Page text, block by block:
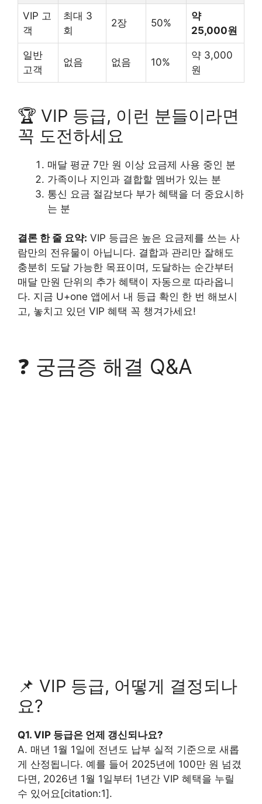
VIP 고
객
최대 3
회
2장 50%
약
25,000원
일반
고객
없음 없음 10%
약 3,000
원
🏆 VIP 등급, 이런 분들이라면
꼭 도전하세요
매달 평균 7만 원 이상 요금제 사용 중인 분
가족이나 지인과 결합할 멤버가 있는 분
통신 요금 절감보다 부가 혜택을 더 중요시하
는 분
결론 한 줄 요약: VIP 등급은 높은 요금제를 쓰는 사
람만의 전유물이 아닙니다. 결합과 관리만 잘해도
충분히 도달 가능한 목표이며, 도달하는 순간부터
매달 만원 단위의 추가 혜택이 자동으로 따라옵니
다. 지금 U+one 앱에서 내 등급 확인 한 번 해보시
고, 놓치고 있던 VIP 혜택 꼭 챙겨가세요!
❓ 궁금증 해결 Q&A
📌 VIP 등급, 어떻게 결정되나
요?
Q1. VIP 등급은 언제 갱신되나요?
A. 매년 1월 1일에 전년도 납부 실적 기준으로 새롭
게 산정됩니다. 예를 들어 2025년에 100만 원 넘겼
다면, 2026년 1월 1일부터 1년간 VIP 혜택을 누릴
수 있어요[citation:1].